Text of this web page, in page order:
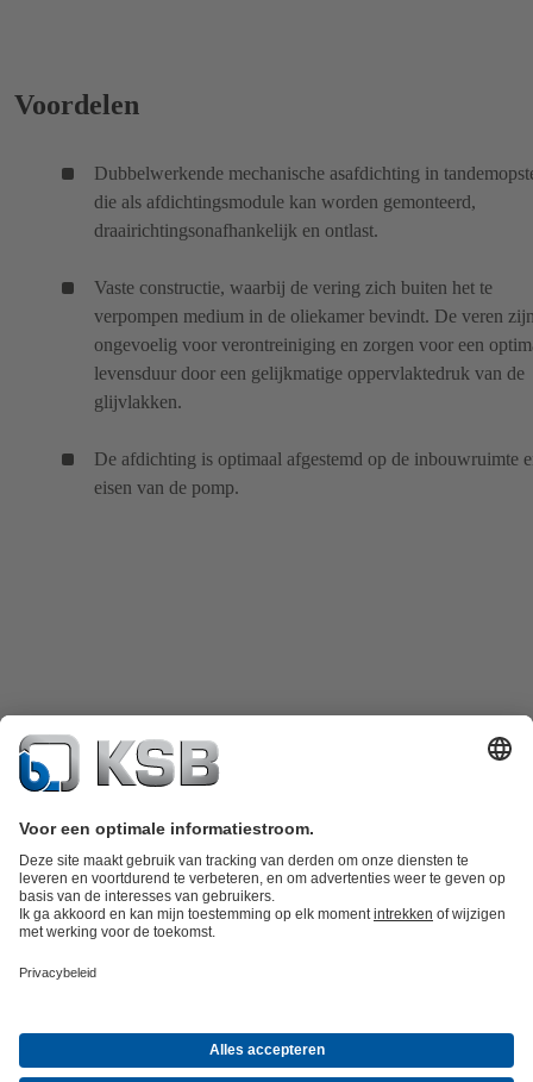
Voordelen
Dubbelwerkende mechanische asafdichting in
die als afdichtingsmodule kan worden gemonteerd,
draairichtingsonafhankelijk en ontlast.
Vaste constructie, waarbij de vering zich buiten het te
verpompen medium in de oliekamer bevindt. De veren
ongevoelig voor verontreiniging en zorgen voor een
levensduur door een gelijkmatige oppervlaktedruk van de
glijvlakken.
De afdichting is optimaal afgestemd op de inbouwruimte
eisen van de pomp.
WatertechniekIndustrietechniek
BedrijfInformatie evenementenPersinformatieCareer opportunities at